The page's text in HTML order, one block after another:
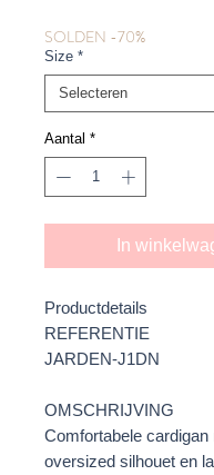
SOLDEN -70%
Size *
Aantal *
In
Productdetails
REFERENTIE
JARDEN-J1DN
OMSCHRIJVING
Comfortabele cardigan
oversized silhouet en